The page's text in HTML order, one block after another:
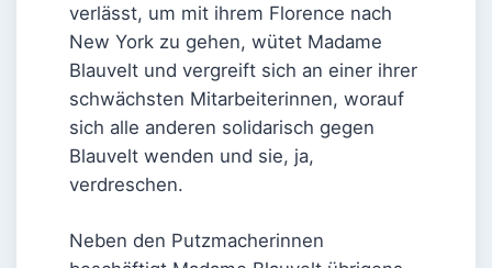
verlässt, um mit ihrem Florence nach
New York zu gehen, wütet Madame
Blauvelt und vergreift sich an einer ihrer
schwächsten Mitarbeiterinnen, worauf
sich alle anderen solidarisch gegen
Blauvelt wenden und sie, ja,
verdreschen.
Neben den Putzmacherinnen